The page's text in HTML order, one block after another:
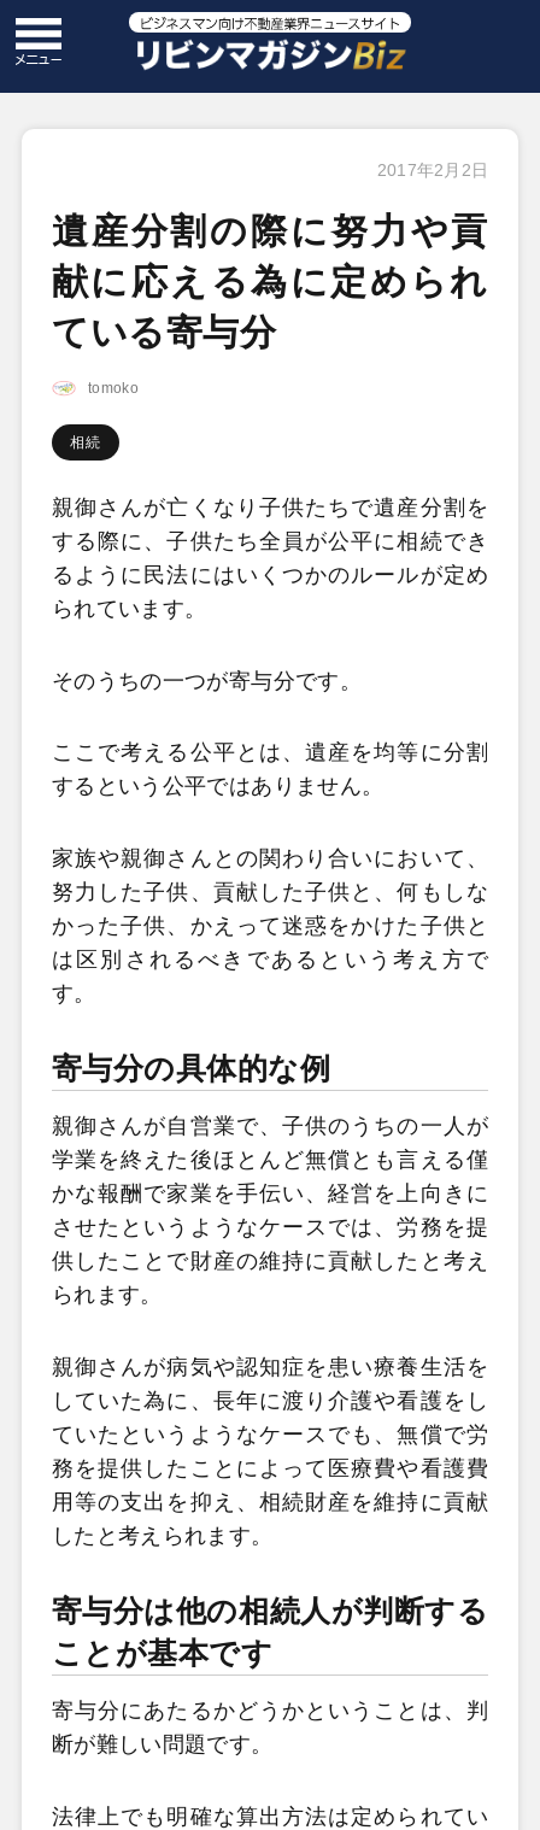
2017年2月2日
遺産分割の際に努力や貢
献に応える為に定められ
ている寄与分
tomoko
相続
親御さんが亡くなり子供たちで遺産分割を
する際に、子供たち全員が公平に相続でき
るように民法にはいくつかのルールが定め
られています。
そのうちの一つが寄与分です。
ここで考える公平とは、遺産を均等に分割
するという公平ではありません。
家族や親御さんとの関わり合いにおいて、
努力した子供、貢献した子供と、何もしな
かった子供、かえって迷惑をかけた子供と
は区別されるべきであるという考え方で
す。
寄与分の具体的な例
親御さんが自営業で、子供のうちの一人が
学業を終えた後ほとんど無償とも言える僅
かな報酬で家業を手伝い、経営を上向きに
させたというようなケースでは、労務を提
供したことで財産の維持に貢献したと考え
られます。
親御さんが病気や認知症を患い療養生活を
していた為に、長年に渡り介護や看護をし
ていたというようなケースでも、無償で労
務を提供したことによって医療費や看護費
用等の支出を抑え、相続財産を維持に貢献
したと考えられます。
寄与分は他の相続人が判断する
ことが基本です
寄与分にあたるかどうかということは、判
断が難しい問題です。
法律上でも明確な算出方法は定められてい